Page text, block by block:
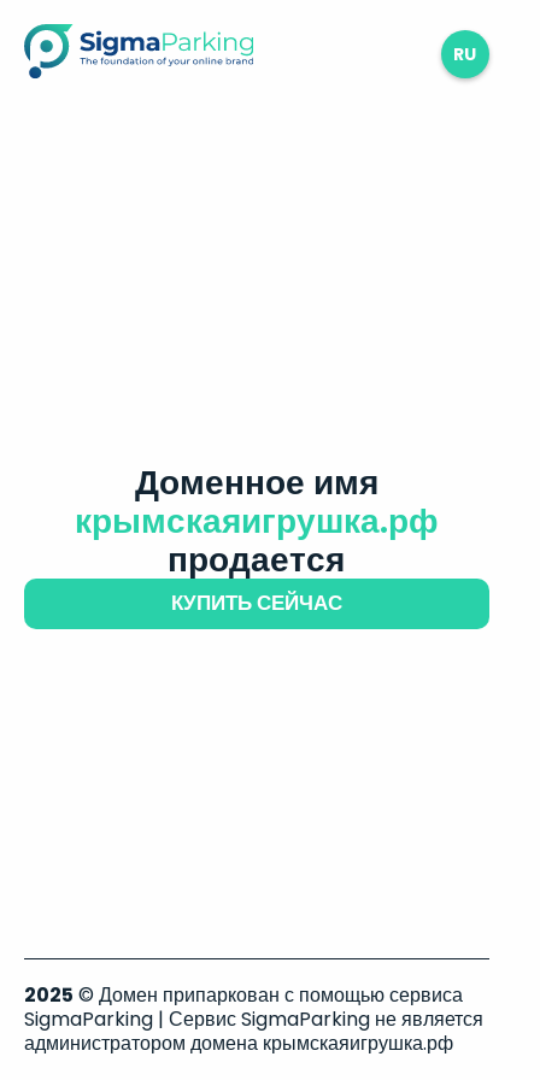
RU
Доменное имя
крымскаяигрушка.рф
продается
КУПИТЬ СЕЙЧАС
2025 © Домен припаркован с помощью сервиса
SigmaParking | Сервис SigmaParking не является
администратором домена крымскаяигрушка.рф